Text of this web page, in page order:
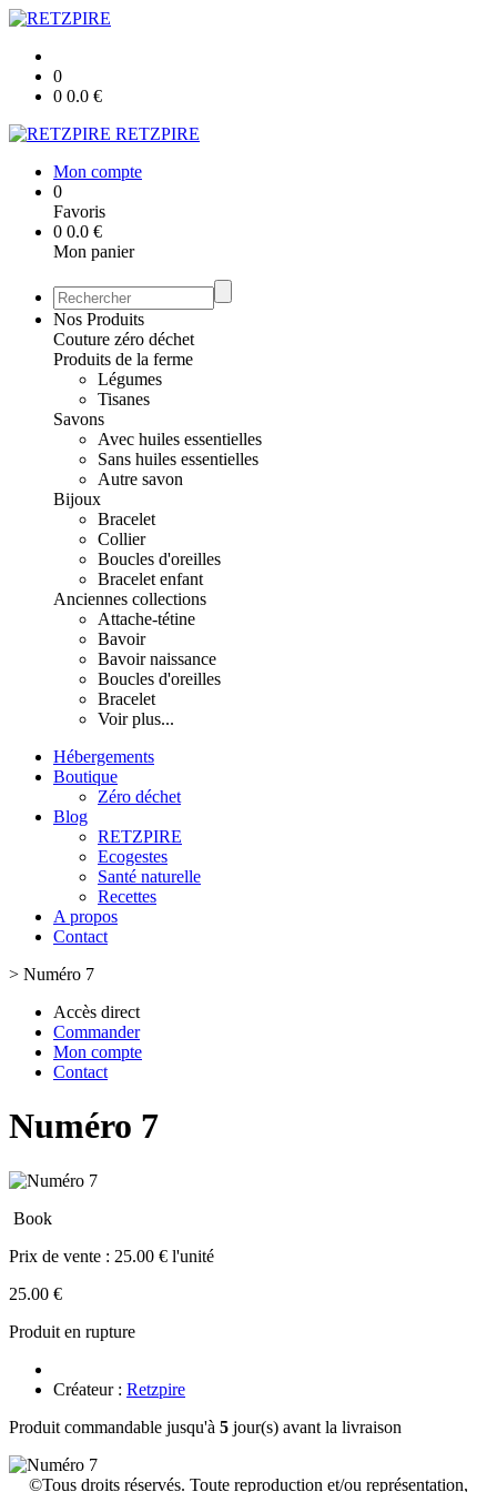
0
0 0.0 €
RETZPIRE
Mon compte
0
Favoris
0 0.0 €
Mon panier
Nos Produits
Couture zéro déchet
Produits de la ferme
Légumes
Tisanes
Savons
Avec huiles essentielles
Sans huiles essentielles
Autre savon
Bijoux
Bracelet
Collier
Boucles d'oreilles
Bracelet enfant
Anciennes collections
Attache-tétine
Bavoir
Bavoir naissance
Boucles d'oreilles
Bracelet
Voir plus...
Hébergements
Boutique
Zéro déchet
Blog
RETZPIRE
Ecogestes
Santé naturelle
Recettes
A propos
Contact
> Numéro 7
Accès direct
Commander
Mon compte
Contact
Numéro 7
Book
Prix de vente : 25.00 € l'unité
25.00 €
Produit en rupture
Créateur : Retzpire
Produit commandable jusqu'à 5 jour(s) avant la livraison
©Tous droits réservés. Toute reproduction et/ou représentation,